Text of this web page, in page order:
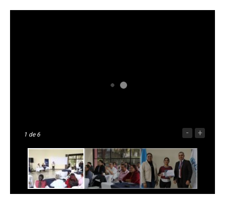
1 de 6 - +